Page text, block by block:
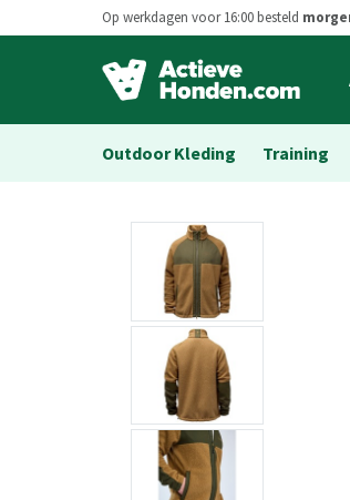
Op werkdagen voor 16:00 besteld
Outdoor Kleding Training